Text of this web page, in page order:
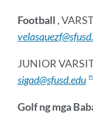
Football ,
JUNIOR
sigad@sfusd.edu
Golf ng mga